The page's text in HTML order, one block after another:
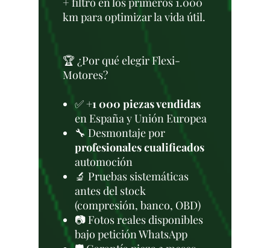
km para optimizar la vida útil.
🏆 ¿Por qué elegir Flexi-
Motores?
✅+1 000 piezas vendidas
en España y Unión Europea
🔧 Desmontaje por
profesionales cualificados
automoción
🔬 Pruebas sistemáticas
antes del stock
(compresión, banco, OBD)
📷 Fotos reales disponibles
bajo petición WhatsApp